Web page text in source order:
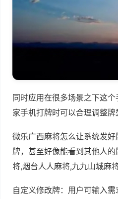
同时应用在很多场景之下这
家手机打牌时可以合理调整牌
微乐广西麻将怎么让系统发
牌，甚至好像能看到其他人
将,烟台人人麻将,九九山城麻
自定义修改牌：用户可输入